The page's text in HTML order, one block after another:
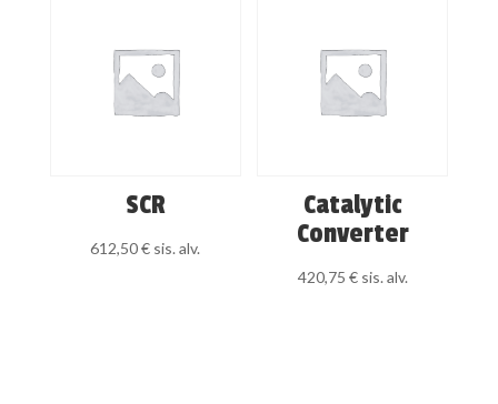
SCR
612,50€ sis. alv.
Catalytic
Converter
420,75 € sis. alv.